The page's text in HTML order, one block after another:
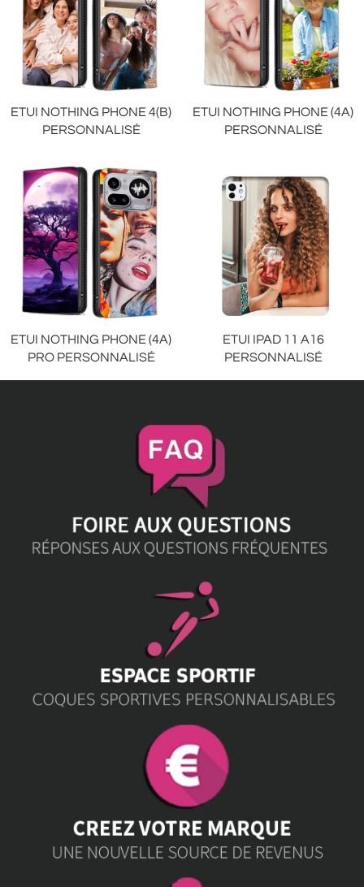
ETUI NOTHING PHONE 4(B)
PERSONNALISÉ
ETUI NOTHING PHONE (4A)
PERSONNALISÉ
ETUI NOTHING PHONE (4A)
PRO PERSONNALISÉ
ETUI IPAD 11 A16
PERSONNALISÉ